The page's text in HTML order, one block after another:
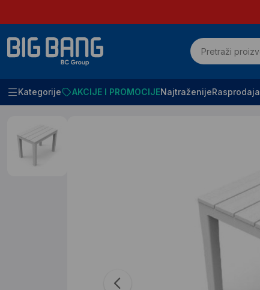
Kategorije AKCIJE I PROMOCIJENajtraženijeRasprodaja
Početna SVE ZA BAŠTU Bastenske klupe